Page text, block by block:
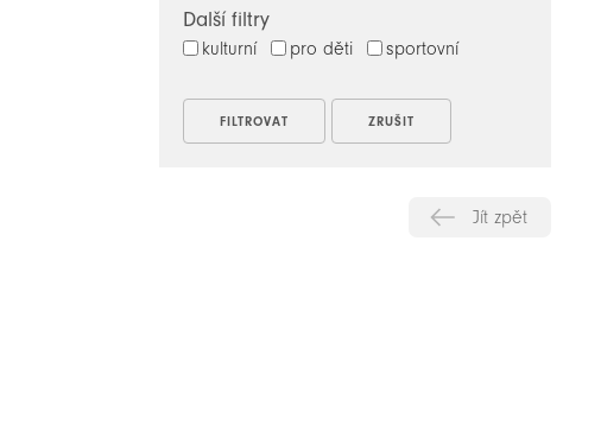
Další filtry
kulturní pro děti sportovní
Jít zpět